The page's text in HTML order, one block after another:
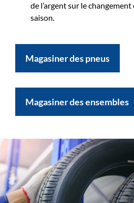
de l’argent sur le
saison.
Magasiner des pneus
Magasiner des ensembles